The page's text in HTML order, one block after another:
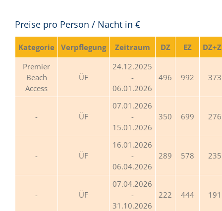
Preise pro Person / Nacht in €
Kategorie Verpflegung Zeitraum DZ EZ
Premier
Beach
Access
ÜF
24.12.2025
-
06.01.2026
496 992 373
ÜF
07.01.2026
-
15.01.2026
350 699 276
ÜF
16.01.2026
-
06.04.2026
289 578 235
ÜF
07.04.2026
-
31.10.2026
222 444 191